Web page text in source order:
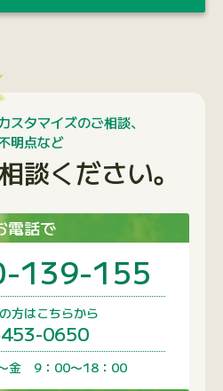
スタマイズのご相談、
明点など
談ください。
電話で
139-155
方はこちらから
0650
金 9：00〜18：00